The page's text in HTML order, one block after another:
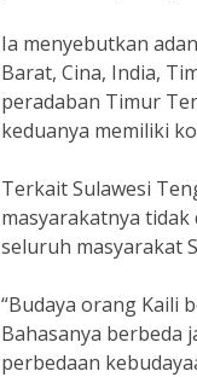
Ia menyebutkan
Barat, Cina, India,
peradaban Timur
keduanya memiliki
Terkait Sulawesi
masyarakatnya
seluruh masyarakat
“Budaya orang Kaili
Bahasanya berbeda
perbedaan